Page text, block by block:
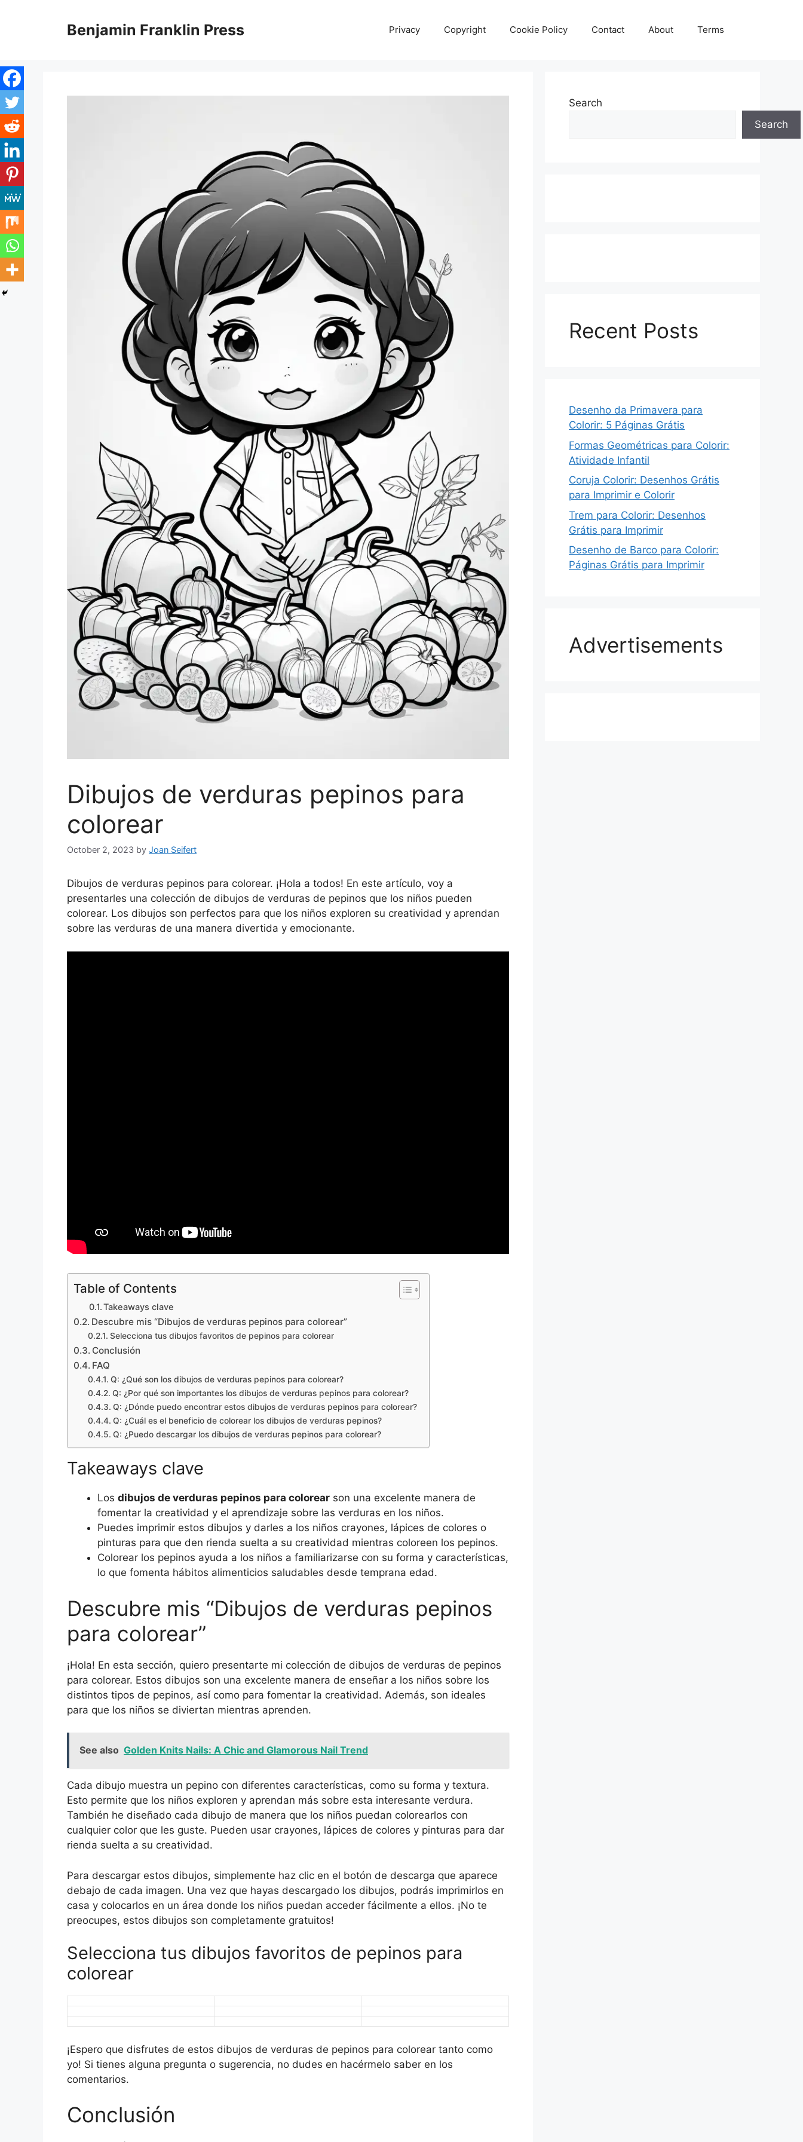
Benjamin Franklin Press Privacy Copyright Cookie Policy Contact About Terms
Dibujos de verduras pepinos para
colorear
October 2, 2023 by Joan Seifert
Dibujos de verduras pepinos para colorear. ¡Hola a todos! En este artículo, voy a
presentarles una colección de dibujos de verduras de pepinos que los niños pueden
colorear. Los dibujos son perfectos para que los niños exploren su creatividad y aprendan
sobre las verduras de una manera divertida y emocionante.
Table of Contents
Takeaways clave
Descubre mis “Dibujos de verduras pepinos para colorear”
Selecciona tus dibujos favoritos de pepinos para colorear
Conclusión
FAQ
Q: ¿Qué son los dibujos de verduras pepinos para colorear?
Q: ¿Por qué son importantes los dibujos de verduras pepinos para colorear?
Q: ¿Dónde puedo encontrar estos dibujos de verduras pepinos para colorear?
Q: ¿Cuál es el beneficio de colorear los dibujos de verduras pepinos?
Q: ¿Puedo descargar los dibujos de verduras pepinos para colorear?
Takeaways clave
Los dibujos de verduras pepinos para colorear son una excelente manera de
fomentar la creatividad y el aprendizaje sobre las verduras en los niños.
Puedes imprimir estos dibujos y darles a los niños crayones, lápices de colores o
pinturas para que den rienda suelta a su creatividad mientras coloreen los pepinos.
Colorear los pepinos ayuda a los niños a familiarizarse con su forma y características,
lo que fomenta hábitos alimenticios saludables desde temprana edad.
Descubre mis “Dibujos de verduras pepinos
para colorear”
¡Hola! En esta sección, quiero presentarte mi colección de dibujos de verduras de pepinos
para colorear. Estos dibujos son una excelente manera de enseñar a los niños sobre los
distintos tipos de pepinos, así como para fomentar la creatividad. Además, son ideales
para que los niños se diviertan mientras aprenden.
See also Golden Knits Nails: A Chic and Glamorous Nail Trend
Cada dibujo muestra un pepino con diferentes características, como su forma y textura.
Esto permite que los niños exploren y aprendan más sobre esta interesante verdura.
También he diseñado cada dibujo de manera que los niños puedan colorearlos con
cualquier color que les guste. Pueden usar crayones, lápices de colores y pinturas para dar
rienda suelta a su creatividad.
Para descargar estos dibujos, simplemente haz clic en el botón de descarga que aparece
debajo de cada imagen. Una vez que hayas descargado los dibujos, podrás imprimirlos en
casa y colocarlos en un área donde los niños puedan acceder fácilmente a ellos. ¡No te
preocupes, estos dibujos son completamente gratuitos!
Selecciona tus dibujos favoritos de pepinos para
colorear
¡Espero que disfrutes de estos dibujos de verduras de pepinos para colorear tanto como
yo! Si tienes alguna pregunta o sugerencia, no dudes en hacérmelo saber en los
comentarios.
Conclusión
Search
Search
Recent Posts
Desenho da Primavera para
Colorir: 5 Páginas Grátis
Formas Geométricas para Colorir:
Atividade Infantil
Coruja Colorir: Desenhos Grátis
para Imprimir e Colorir
Trem para Colorir: Desenhos
Grátis para Imprimir
Desenho de Barco para Colorir:
Páginas Grátis para Imprimir
Advertisements